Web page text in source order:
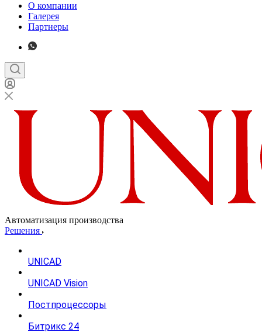
О компании
Галерея
Партнеры
Автоматизация производства
Решения
UNICAD
UNICAD Vision
Постпроцессоры
Битрикс 24